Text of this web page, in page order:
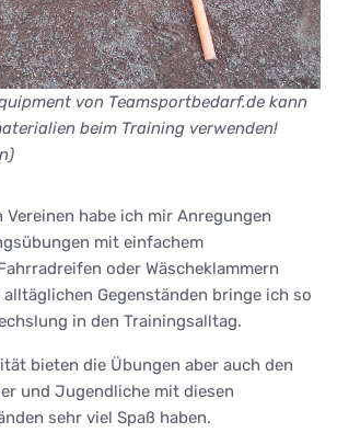
von Teamsportbedarf.de kann
beim Training verwenden!
Vereinen habe ich mir Anregungen
mit einfachem
oder Wäscheklammern
Gegenständen bringe ich so
in den Trainingsalltag.
bieten die Übungen aber auch den
und Jugendliche mit diesen
sehr viel Spaß haben.